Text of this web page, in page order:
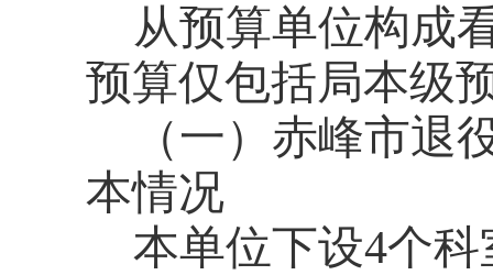
从预算单位构成
预算仅包括局本级
（一）赤峰市退
本情况
本单位下设4个